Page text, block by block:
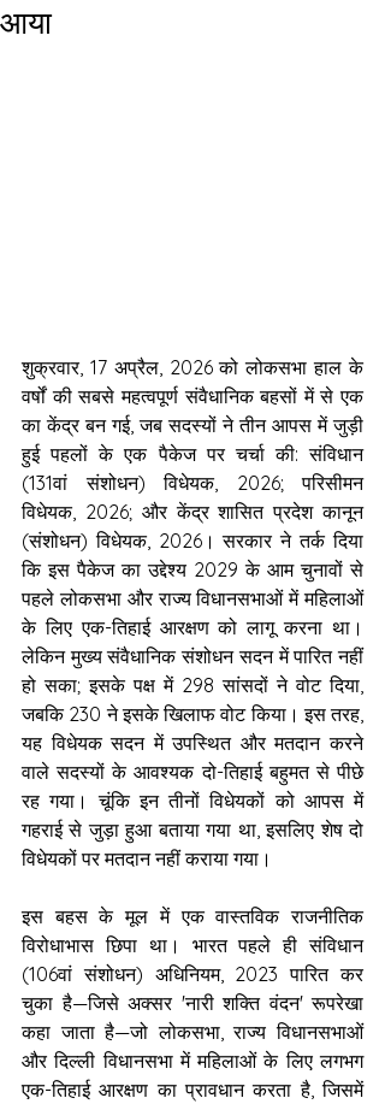
आया
शुक्रवार, 17 अप्रैल, 2026 को लोकसभा हाल के
वर्षों की सबसे महत्वपूर्ण संवैधानिक बहसों में से एक
का केंद्र बन गई, जब सदस्यों ने तीन आपस में जुड़ी
हुई पहलों के एक पैकेज पर चर्चा की: संविधान
(131वां संशोधन) विधेयक, 2026; परिसीमन
विधेयक, 2026; और केंद्र शासित प्रदेश कानून
(संशोधन) विधेयक, 2026। सरकार ने तर्क दिया
कि इस पैकेज का उद्देश्य 2029 के आम चुनावों से
पहले लोकसभा और राज्य विधानसभाओं में महिलाओं
के लिए एक-तिहाई आरक्षण को लागू करना था।
लेकिन मुख्य संवैधानिक संशोधन सदन में पारित नहीं
हो सका; इसके पक्ष में 298 सांसदों ने वोट दिया,
जबकि 230 ने इसके खिलाफ वोट किया। इस तरह,
यह विधेयक सदन में उपस्थित और मतदान करने
वाले सदस्यों के आवश्यक दो-तिहाई बहुमत से पीछे
रह गया। चूंकि इन तीनों विधेयकों को आपस में
गहराई से जुड़ा हुआ बताया गया था, इसलिए शेष दो
विधेयकों पर मतदान नहीं कराया गया।
इस बहस के मूल में एक वास्तविक राजनीतिक
विरोधाभास छिपा था। भारत पहले ही संविधान
(106वां संशोधन) अधिनियम, 2023 पारित कर
चुका है—जिसे अक्सर 'नारी शक्ति वंदन' रूपरेखा
कहा जाता है—जो लोकसभा, राज्य विधानसभाओं
और दिल्ली विधानसभा में महिलाओं के लिए लगभग
एक-तिहाई आरक्षण का प्रावधान करता है, जिसमें